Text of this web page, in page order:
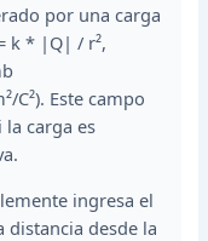
por una carga
k * |Q| / r²,
C²). Este campo
carga es
ingresa el
distancia desde la